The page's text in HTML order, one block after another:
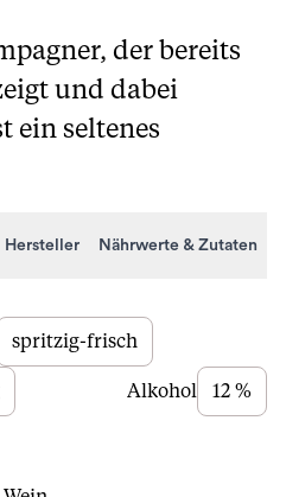
der bereits
und dabei
ein seltenes
Hersteller Nährwerte & Zutaten
spritzig-frisch
Alkohol 12 %